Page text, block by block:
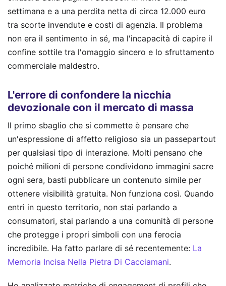
settimana e a una perdita netta di circa 12.000 euro
tra scorte invendute e costi di agenzia. Il problema
non era il sentimento in sé, ma l'incapacità di capire il
confine sottile tra l'omaggio sincero e lo sfruttamento
commerciale maldestro.
L'errore di confondere la nicchia
devozionale con il mercato di massa
Il primo sbaglio che si commette è pensare che
un'espressione di affetto religioso sia un passepartout
per qualsiasi tipo di interazione. Molti pensano che
poiché milioni di persone condividono immagini sacre
ogni sera, basti pubblicare un contenuto simile per
ottenere visibilità gratuita. Non funziona così. Quando
entri in questo territorio, non stai parlando a
consumatori, stai parlando a una comunità di persone
che protegge i propri simboli con una ferocia
incredibile. Ha fatto parlare di sé recentemente: La
Memoria Incisa Nella Pietra Di Cacciamani.